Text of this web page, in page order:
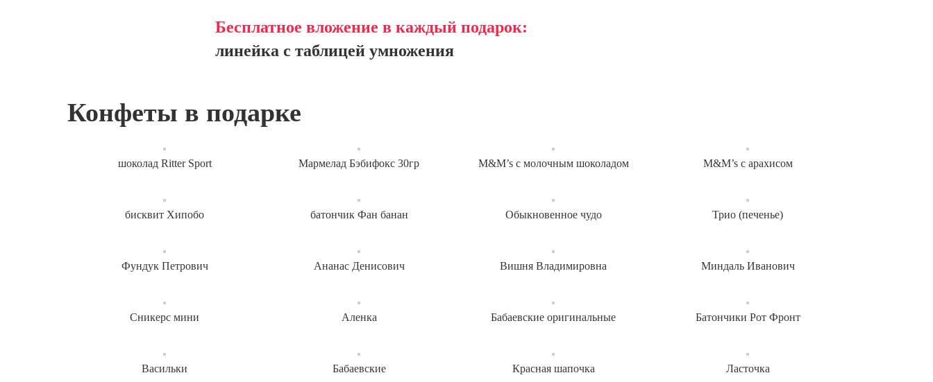
Бесплатное вложение в каждый подарок:
линейка с таблицей умножения
Конфеты в подарке
шоколад Ritter Sport Мармелад Бэбифокс 30гр M&M’s с молочным шоколадом M&M’s с арахисом
бисквит Хипобо батончик Фан банан Обыкновенное чудо Трио (печенье)
Фундук Петрович Ананас Денисович Вишня Владимировна Миндаль Иванович
Сникерс мини Аленка Бабаевские оригинальные Батончики Рот Фронт
Васильки Бабаевские Красная шапочка Ласточка